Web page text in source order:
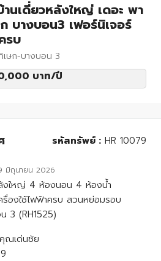
านเดี่ยวหลังใหญ่ เดอะ พา
บางบอน3 เฟอร์นิเจอร์
รบ
เษก-บางบอน 3
บาท/ปี
รหัสทรัพย์ : HR 10079
มิถุนายน 2026
ลังใหญ่ 4 ห้องนอน 4 ห้องน้ำ
รื่องใช้ไฟฟ้าครบ สวนหย่อมรอบ
3 (RH1525)
ณเด่นชัย